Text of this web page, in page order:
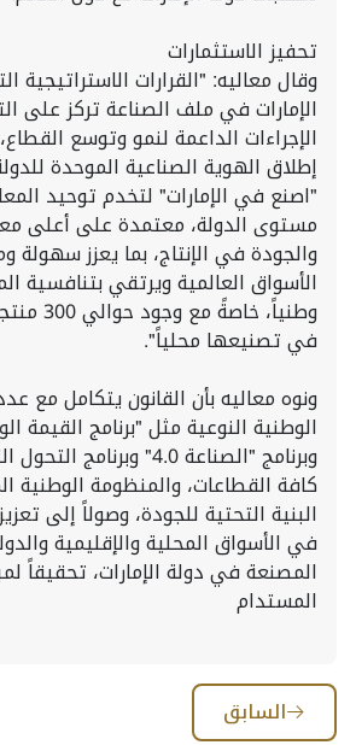
تحفيز الاستثمارات
وقال معاليه: "القرارات الاستراتيجية
الإمارات في ملف الصناعة تركز على
الإجراءات الداعمة لنمو وتوسع
إطلاق الهوية الصناعية الموحدة
"اصنع في الإمارات" لتخدم توحيد
مستوى الدولة، معتمدة على أعلى
والجودة في الإنتاج، بما يعزز سهولة
الأسواق العالمية ويرتقي بتنافسية
وطنياً،
في تصنيعها محلياً".
ونوه معاليه بأن القانون يتكامل مع
الوطنية النوعية مثل "برنامج القيمة
وبرنامج "الصناعة 4.0"
كافة القطاعات، والمنظومة الوطنية
البنية التحتية للجودة، وصولاً إلى
في الأسواق المحلية والإقليمية
المصنعة في دولة الإمارات، تحقيقاً
المستدام
السابق